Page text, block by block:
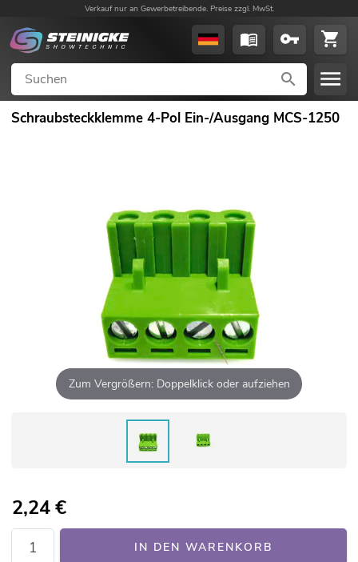
Verkauf nur an Gewerbetreibende. Preise zzgl. MwSt.
Schraubsteckklemme 4-Pol Ein-/Ausgang MCS-1250
Zum Vergrößern: Doppelklick oder aufziehen
2,24€
IN DEN WARENKORB